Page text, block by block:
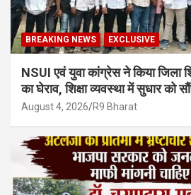
BREAKING NEWS EXCLUSIVE
NSUI एवं युवा कांग्रेस ने किया जिला
का घेराव, शिक्षा व्यवस्था में सुधार को
August 4, 2026 R9 Bharat